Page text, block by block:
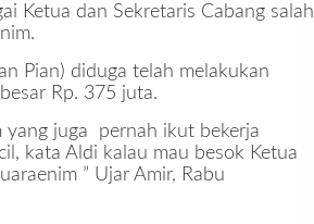
Ketua dan Sekretaris Cabang salah
Pian) diduga telah melakukan
Rp. 375 juta.
yang juga pernah ikut bekerja
kata Aldi kalau mau besok Ketua
” Ujar Amir, Rabu